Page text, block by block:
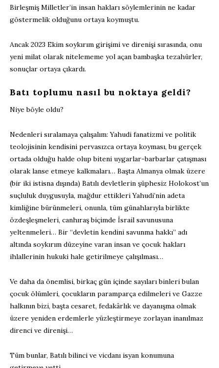
Birleşmiş Milletler’in insan hakları söylemlerinin ne kadar
göstermelik olduğunu ortaya koymuştu.
Ancak 2023 Ekim soykırım girişimi ve direnişi sırasında, onu
yeni milat olarak nitelememe yol açan bambaşka tezahürler,
sonuçlar ortaya çıkardı.
Batı toplumu nasıl bu noktaya geldi?
Niye böyle oldu?
Nedenleri sıralamaya çalışalım: Yahudi fanatizmi ve politik
teolojisinin kendisini pervasızca ortaya koyması, bu gerçek
ortada olduğu halde olup biteni uygarlar-barbarlar çatışması
olarak lanse etmeye kalkmaları… Başta Almanya olmak üzere
(bir iki istisna dışında) Batılı devletlerin şüphesiz Holokost’un
suçluluk duygusuyla, mağdur ettikleri Yahudi’nin adeta
kimliğine bürünmeleri, onunla, tüm günahlarıyla birlikte
özdeşleşmeleri, canhıraş biçimde İsrail savunusuna
yeltenmeleri… Bir “devletin kendini savunma hakkı” adı
altında soykırım düzeyine varan insan ve çocuk hakları
ihlallerinin hukuki hale getirilmeye çalışılması…
Ve daha da önemlisi, birkaç gün içinde sayıları binleri bulan
çocuk ölümleri, çocukların paramparça edilmeleri ve Gazze
halkının bizi, başta cesaret, fedakârlık ve dayanışma olmak
üzere yeniden erdemlerle yüzleştirmeye zorlayan inanılmaz
direnci ve direnişi…
Tüm bunlar, Batılı bilinci ve vicdanı isyan konumuna